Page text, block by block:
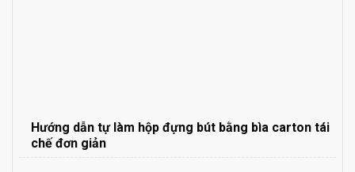
Hướng dẫn tự làm hộp đựng bút bằng bìa carton tái
chế đơn giản